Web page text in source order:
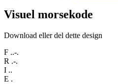
Visuel morsekode
Download eller del dette design
F ..-.
R .-.
I ..
E .